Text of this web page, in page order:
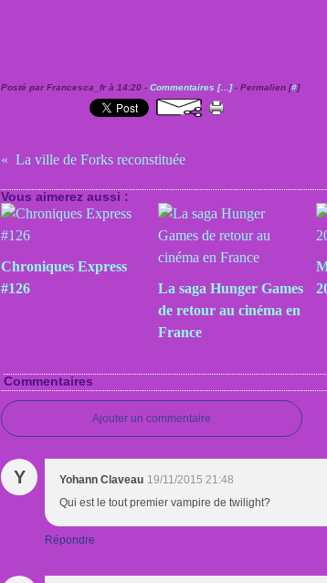
Posté par Francesca_fr à 14:20 - Commentaires [… ]- Permalien [#]
La ville de Forks reconstituée
Vous aimerez aussi :
Chroniques Express
#126
La saga Hunger Games
de retour au cinéma en
France
Commentaires
Ajouter un commentaire
Y Yohann Claveau 19/11/2015 21:48
Qui est le tout premier vampire de twilight?
Répondre